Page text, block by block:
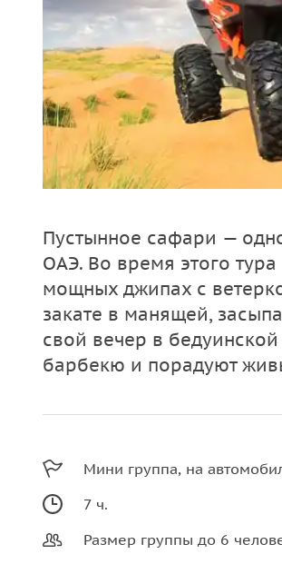
Пустынное сафари —
ОАЭ. Во время этого
мощных джипах с
закате в манящей,
свой вечер в
барбекю и порадуют
Мини группа, на
7 ч.
Размер группы до 6